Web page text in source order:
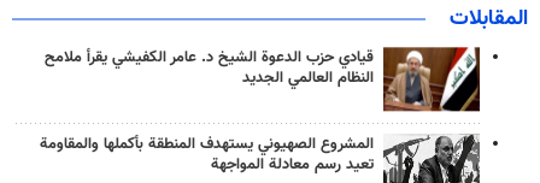
المقابلات
قيادي حزب الدعوة الشيخ د. عامر الكفيشي يقرأ ملامح
النظام العالمي الجديد
المشروع الصهيوني يستهدف المنطقة بأكملها والمقاومة
تعيد رسم معادلة المواجهة